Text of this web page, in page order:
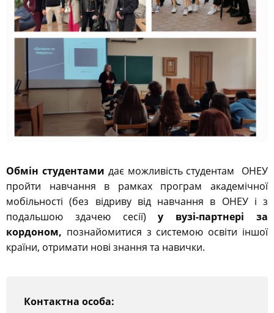
Обмін студентами дає можливість студентам ОНЕУ
пройти навчання в рамках програм академічної
мобільності (без відриву від навчання в ОНЕУ і з
подальшою здачею сесії)у вузі-партнері за
кордоном, познайомитися з системою освіти іншої
країни, отримати нові знання та навички.
Контактна особа: